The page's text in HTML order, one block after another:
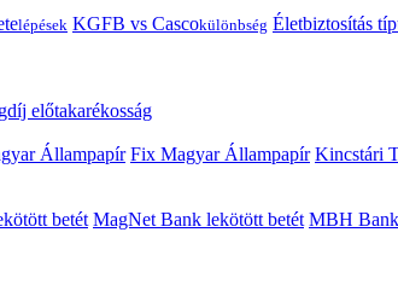
lépések KGFB vs Cascokülönbség Életbiztosítás
előtakarékosság
Állampapír Fix Magyar Állampapír Kincstári
betét MagNet Bank lekötött betét MBH